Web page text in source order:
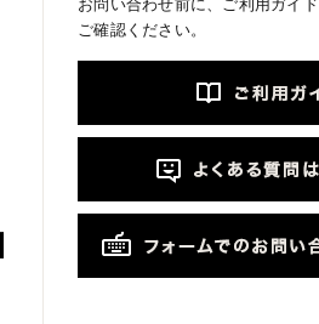
お問い合わせ前に、ご利用ガイ
ご確認ください。